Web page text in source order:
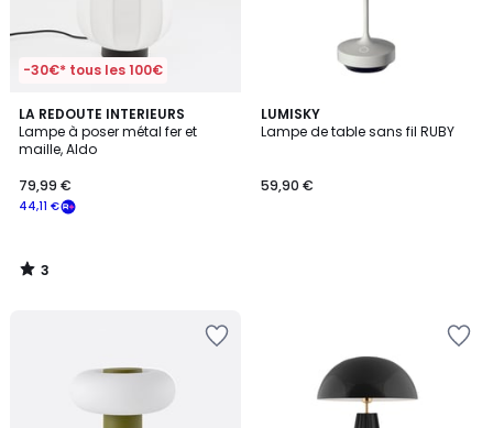
-30€* tous les 100€
LA REDOUTE INTERIEURS
Lampe à poser métal fer et
maille, Aldo
44,11 €
79,99 €
3
/
5
3
/
LUMISKY
Lampe de table sans fil RUBY
59,90 €